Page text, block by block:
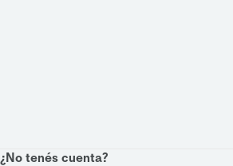
¿No tenés cuenta?